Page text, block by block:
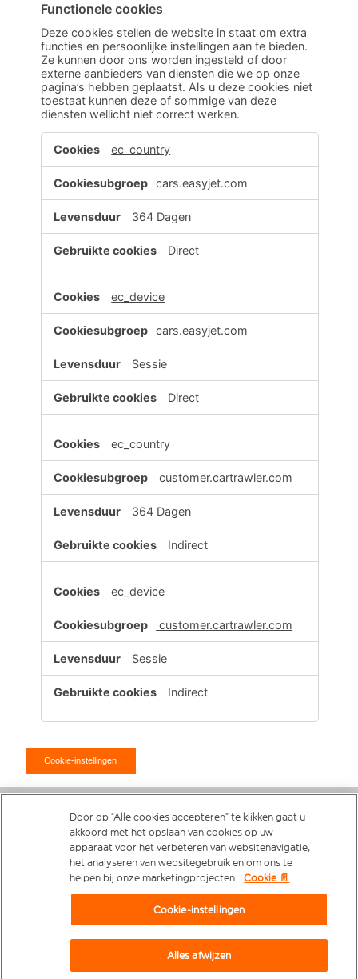
Functionele cookies
Deze cookies stellen de website in staat om extra
functies en persoonlijke instellingen aan te bieden.
Ze kunnen door ons worden ingesteld of door
externe aanbieders van diensten die we op onze
pagina’s hebben geplaatst. Als u deze cookies niet
toestaat kunnen deze of sommige van deze
diensten wellicht niet correct werken.
cookies
ec_country
cars.easyjet.com
364 Dagen
Direct
ec_device
cars.easyjet.com
Sessie
Direct
ec_country
customer.cartrawler.com
364 Dagen
Indirect
ec_device
customer.cartrawler.com
Sessie
Indirect
Cookie-instellingen
© easyJet2026 Alle rechten voorbehouden.
Algemene voorwaarden
Cookiebeleid
Privacybeleid
Door op “Alle cookies accepteren” te klikken gaat u
akkoord met het opslaan van cookies op uw
apparaat voor het verbeteren van websitenavigatie,
het analyseren van websitegebruik en om ons te
helpen bij onze marketingprojecten. Cookie 📄
Cookie-instellingen
Alles afwijzen